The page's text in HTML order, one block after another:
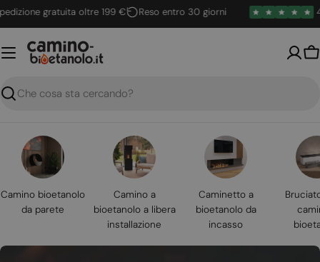
Vai
al
contenuto
gratuita oltre 199 € Reso entro 30 giorni 4.6 /
Ricerca
Camino bioetanolo
da parete
Camino a
bioetanolo a libera
installazione
Caminetto a
bioetanolo da
incasso